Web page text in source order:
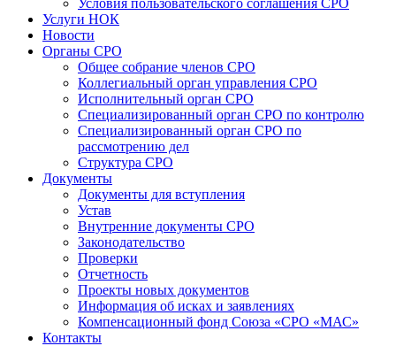
Условия пользовательского соглашения СРО
Услуги НОК
Новости
Органы СРО
Общее собрание членов СРО
Коллегиальный орган управления СРО
Исполнительный орган СРО
Специализированный орган СРО по контролю
Специализированный орган СРО по
рассмотрению дел
Структура СРО
Документы
Документы для вступления
Устав
Внутренние документы СРО
Законодательство
Проверки
Отчетность
Проекты новых документов
Информация об исках и заявлениях
Компенсационный фонд Союза «СРО «МАС»
Контакты